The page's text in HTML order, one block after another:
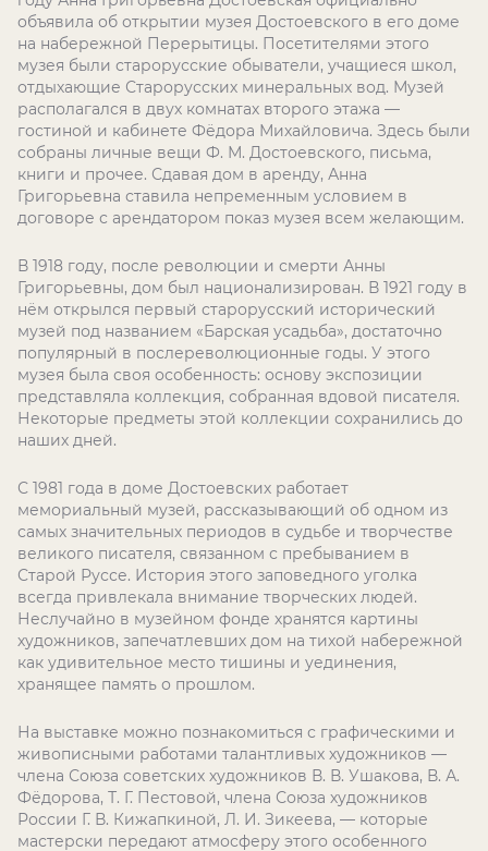
объявила об открытии музея Достоевского в его доме
на набережной Перерытицы. Посетителями этого
музея были старорусские обыватели, учащиеся школ,
отдыхающие Старорусских минеральных вод. Музей
располагался в двух комнатах второго этажа —
гостиной и кабинете Фёдора Михайловича. Здесь были
собраны личные вещи Ф. М. Достоевского, письма,
книги и прочее. Сдавая дом в аренду, Анна
Григорьевна ставила непременным условием в
договоре с арендатором показ музея всем желающим.
В 1918 году, после революции и смерти Анны
Григорьевны, дом был национализирован. В 1921 году в
нём открылся первый старорусский исторический
музей под названием «Барская усадьба», достаточно
популярный в послереволюционные годы. У этого
музея была своя особенность: основу экспозиции
представляла коллекция, собранная вдовой писателя.
Некоторые предметы этой коллекции сохранились до
наших дней.
С 1981 года в доме Достоевских работает
мемориальный музей, рассказывающий об одном из
самых значительных периодов в судьбе и творчестве
великого писателя, связанном с пребыванием в
Старой Руссе. История этого заповедного уголка
всегда привлекала внимание творческих людей.
Неслучайно в музейном фонде хранятся картины
художников, запечатлевших дом на тихой набережной
как удивительное место тишины и уединения,
хранящее память о прошлом.
На выставке можно познакомиться с графическими и
живописными работами талантливых художников —
члена Союза советских художников В. В. Ушакова, В. А.
Фёдорова, Т. Г. Пестовой, члена Союза художников
России Г. В. Кижапкиной, Л. И. Зикеева, — которые
мастерски передают атмосферу этого особенного